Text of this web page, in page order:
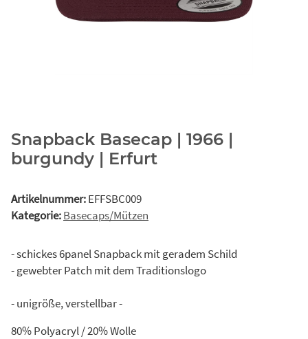
Snapback Basecap | 1966 |
burgundy | Erfurt
Artikelnummer:EFFSBC009
Kategorie:Basecaps/Mützen
- schickes 6panel Snapback mit geradem Schild
- gewebter Patch mit dem Traditionslogo
- unigröße, verstellbar -
80% Polyacryl / 20% Wolle